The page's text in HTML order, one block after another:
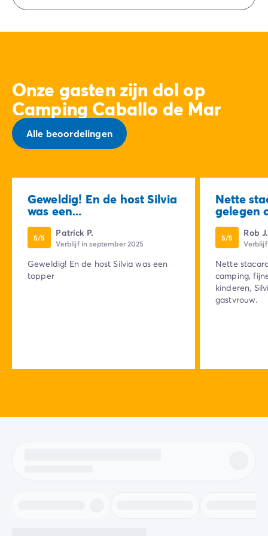
Eurocamp (merken van onze groep).
Onze gasten zijn dol op
Camping Caballo de Mar
Alle beoordelingen
Geweldig! En de host Silvia
was een...
5/5 Patrick P.
Verblijf in september 2025
Geweldig! En de host Silvia was een
topper
Nette
gelegen
5/5 Rob J.
Nette
camping,
kinderen,
gastvrouw.